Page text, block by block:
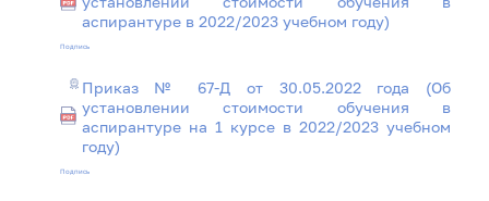
аспирантуре в 2022/2023 учебном году)
Подпись
Приказ № 67-Д от 30.05.2022 года (Об
установлении стоимости обучения в
аспирантуре на 1 курсе в 2022/2023 учебном
году)
Подпись